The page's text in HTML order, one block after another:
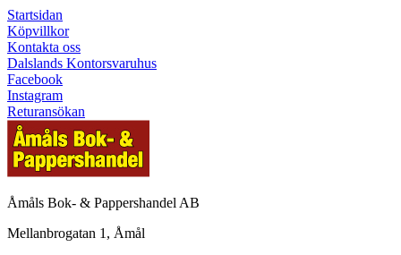
Startsidan
Köpvillkor
Kontakta oss
Dalslands Kontorsvaruhus
Facebook
Instagram
Returansökan
Åmåls Bok- & Pappershandel AB
Mellanbrogatan 1, Åmål